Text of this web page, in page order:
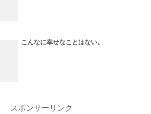
こんなに幸せなことはない。
スポンサーリンク